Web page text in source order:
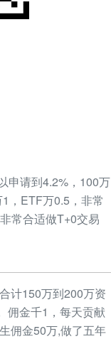
申请到4.2%，100万
，ETF万0.5，非常
常合适做T+0交易
计150万到200万资
佣金千1，每天贡献
佣金50万,做了五年